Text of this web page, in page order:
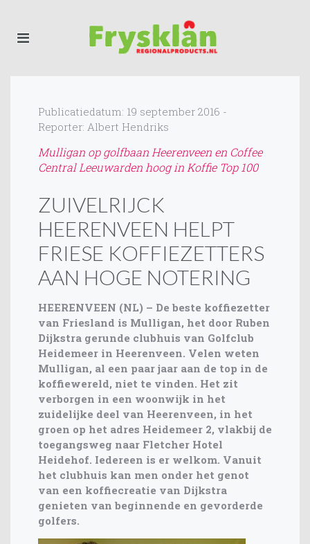
Publicatiedatum: 19 september 2016 -
Reporter: Albert Hendriks
Mulligan op golfbaan Heerenveen en Coffee
Central Leeuwarden hoog in Koffie Top 100
ZUIVELRIJCK
HEERENVEEN HELPT
FRIESE KOFFIEZETTERS
AAN HOGE NOTERING
HEERENVEEN (NL) – De beste koffiezetter
van Friesland is Mulligan, het door Ruben
Dijkstra gerunde clubhuis van Golfclub
Heidemeer in Heerenveen. Velen weten
Mulligan, al een paar jaar aan de top in de
koffiewereld, niet te vinden. Het zit
verborgen in een woonwijk in het
zuidelijke deel van Heerenveen, in het
groen op het adres Heidemeer 2, vlakbij de
toegangsweg naar Fletcher Hotel
Heidehof. Iedereen is er welkom. Vanuit
het clubhuis kan men onder het genot
van een koffiecreatie van Dijkstra
genieten van beginnende en gevorderde
golfers.